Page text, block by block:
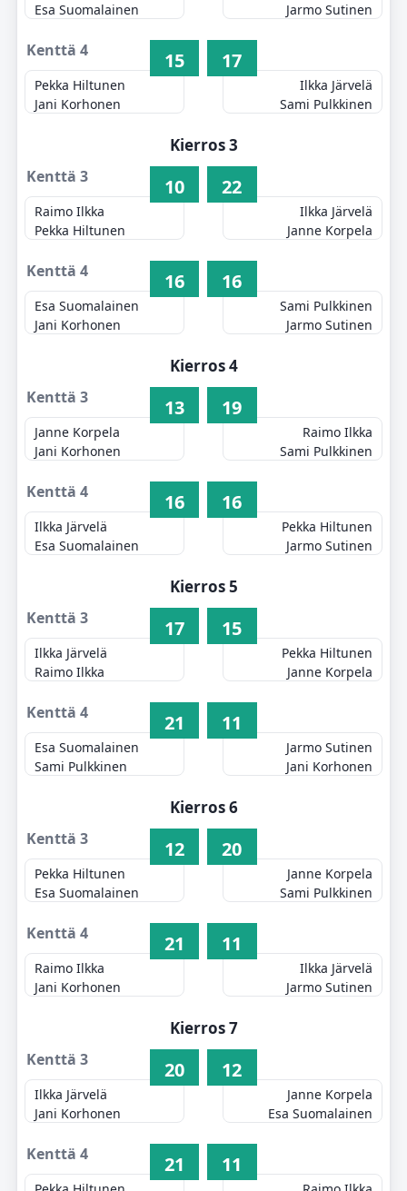
Esa Suomalainen
Jarmo Sutinen
Kenttä 4
Pekka Hiltunen
Jani Korhonen
15 17
Ilkka Järvelä
Sami Pulkkinen
Kierros 3
Kenttä 3
Raimo Ilkka
Pekka Hiltunen
10 22
Ilkka Järvelä
Janne Korpela
Kenttä 4
Esa Suomalainen
Jani Korhonen
16 16
Sami Pulkkinen
Jarmo Sutinen
Kierros 4
Kenttä 3
Janne Korpela
Jani Korhonen
13 19
Raimo Ilkka
Sami Pulkkinen
Kenttä 4
Ilkka Järvelä
Esa Suomalainen
16 16
Pekka Hiltunen
Jarmo Sutinen
Kierros 5
Kenttä 3
Ilkka Järvelä
Raimo Ilkka
17 15
Pekka Hiltunen
Janne Korpela
Kenttä 4
Esa Suomalainen
Sami Pulkkinen
21 11
Jarmo Sutinen
Jani Korhonen
Kierros 6
Kenttä 3
Pekka Hiltunen
Esa Suomalainen
12 20
Janne Korpela
Sami Pulkkinen
Kenttä 4
Raimo Ilkka
Jani Korhonen
21 11
Ilkka Järvelä
Jarmo Sutinen
Kierros 7
Kenttä 3
Ilkka Järvelä
Jani Korhonen
20 12
Janne Korpela
Esa Suomalainen
Kenttä 4 21 11